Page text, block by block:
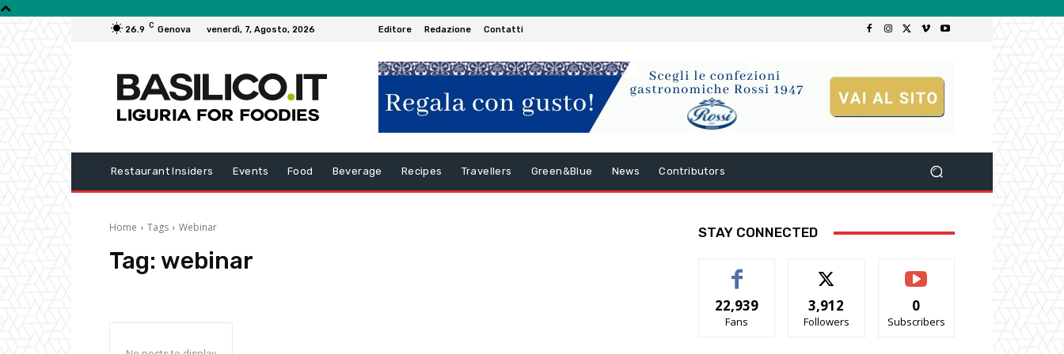
26.9 C Genova venerdì, 7, Agosto, 2026 Editore Redazione Contatti
Restaurant Insiders Events Food Beverage Recipes Travellers Green&Blue News Contributors
Home Tags Webinar
Tag: webinar
STAY CONNECTED
22,939
Fans
3,912
Followers
0
Subscribers